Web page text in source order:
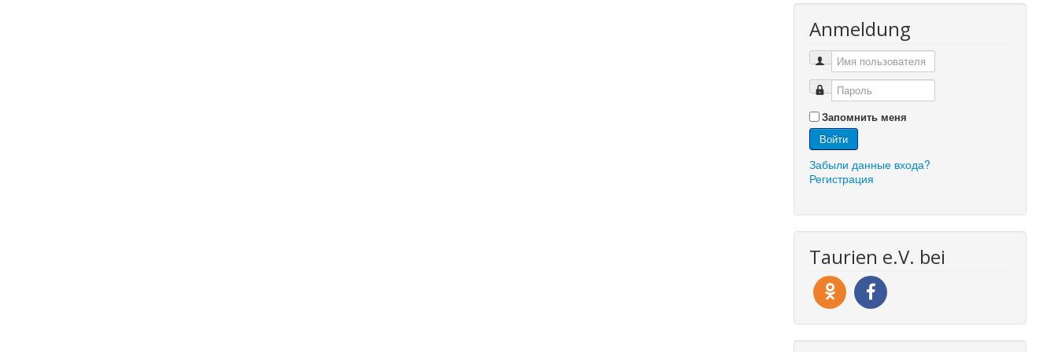
Anmeldung
Запомнить меня
Войти
Забыли данные входа?
Регистрация
Taurien e.V. bei